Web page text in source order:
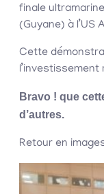
finale
(Guyane) à l’US
Cette
Bravo ! que
d’autres.
Retour en